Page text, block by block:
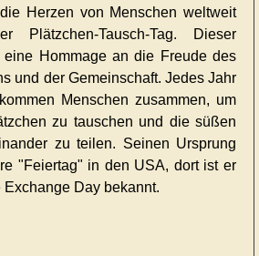
Herzen von Menschen weltweit
Tausch-Tag. Dieser
eine Hommage an die Freude des
und der Gemeinschaft. Jedes Jahr
Menschen zusammen, um
zu tauschen und die süßen
zu teilen. Seinen Ursprung
"Feiertag" in den USA, dort ist er
Day bekannt.